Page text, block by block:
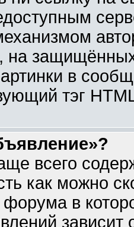
на
в
тэг
всего
как можно
в
зависит